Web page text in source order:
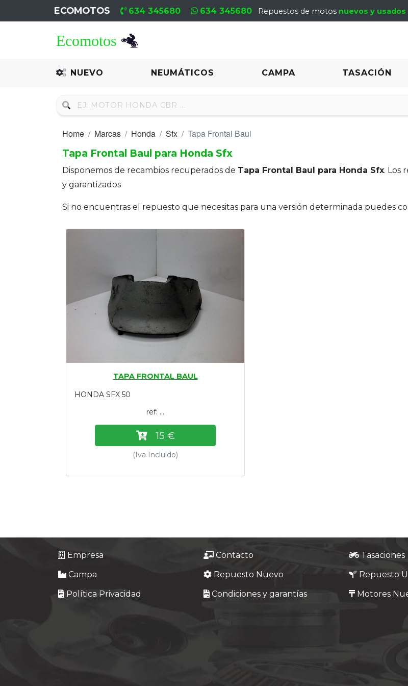
ECOMOTOS 634 345680 634 345680 Repuestos de motos nuevos y usados
NUEVO NEUMÁTICOS CAMPA TASACIÓN
Recambio
Neumáticos
Motores
Home Marcas Honda Sfx
Tapa Frontal Baul
Tapa Frontal Baul para Honda Sfx
Disponemos de recambios recuperados de Tapa Frontal Baul para Honda Sfx. Los
y garantizados
Si no encuentras el repuesto que necesitas para una versión determinada puedes
TAPA FRONTAL BAUL
HONDA SFX 50
ref: ...
15 €
(Iva Incluido)
Empresa Contacto Tasaciones
Campa
Repuesto Nuevo Repuesto
Política Privacidad
Condiciones y garantías Motores